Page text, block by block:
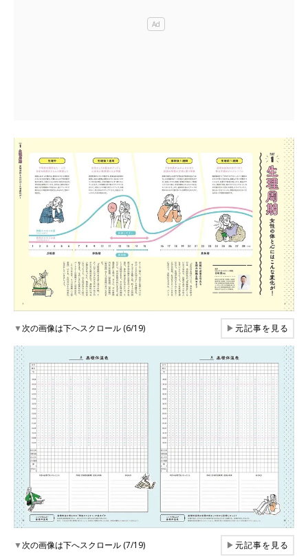
▼次の画像は下へスクロール (6/19) ▶元記事を見る
▼次の画像は下へスクロール (7/19) ▶元記事を見る